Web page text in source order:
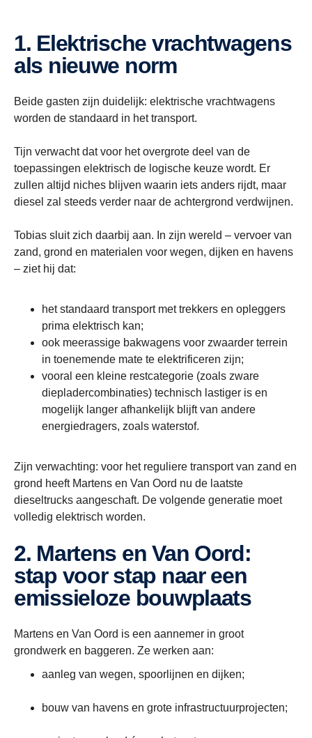
1. Elektrische vrachtwagens
als nieuwe norm
Beide gasten zijn duidelijk: elektrische vrachtwagens
worden de standaard in het transport.
Tijn verwacht dat voor het overgrote deel van de
toepassingen elektrisch de logische keuze wordt. Er
zullen altijd niches blijven waarin iets anders rijdt, maar
diesel zal steeds verder naar de achtergrond verdwijnen.
Tobias sluit zich daarbij aan. In zijn wereld – vervoer van
zand, grond en materialen voor wegen, dijken en havens
– ziet hij dat:
het standaard transport met trekkers en opleggers
prima elektrisch kan;
ook meerassige bakwagens voor zwaarder terrein
in toenemende mate te elektrificeren zijn;
vooral een kleine restcategorie (zoals zware
diepladercombinaties) technisch lastiger is en
mogelijk langer afhankelijk blijft van andere
energiedragers, zoals waterstof.
Zijn verwachting: voor het reguliere transport van zand en
grond heeft Martens en Van Oord nu de laatste
dieseltrucks aangeschaft. De volgende generatie moet
volledig elektrisch worden.
2. Martens en Van Oord:
stap voor stap naar een
emissieloze bouwplaats
Martens en Van Oord is een aannemer in groot
grondwerk en baggeren. Ze werken aan:
aanleg van wegen, spoorlijnen en dijken;
bouw van havens en grote infrastructuurprojecten;